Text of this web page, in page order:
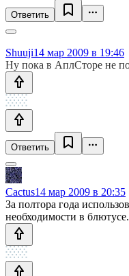
Ответить
Shuuji14 мар 2009 в 19:46
Ну пока в АплСторе не
Ответить
Cactus14 мар 2009 в 20:35
За полтора года
необходимости в